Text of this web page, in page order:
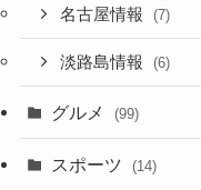
名古屋情報 (7)
淡路島情報 (6)
グルメ (99)
スポーツ (14)